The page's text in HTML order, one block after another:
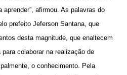
afirmou. As palavras do
prefeito Jeferson Santana, que
desta magnitude, que enaltecem
colaborar na realização de
o conhecimento. Pela